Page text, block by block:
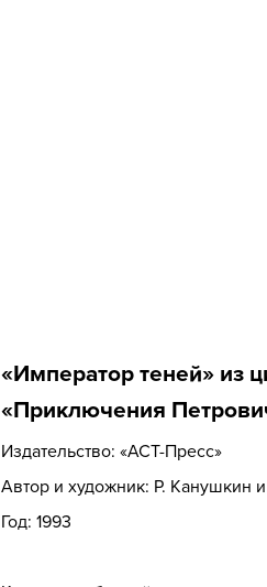
«Император теней» из
«Приключения
Издательство: «АСТ-Пресс»
Автор и художник: Р. Канушкин
Год: 1993